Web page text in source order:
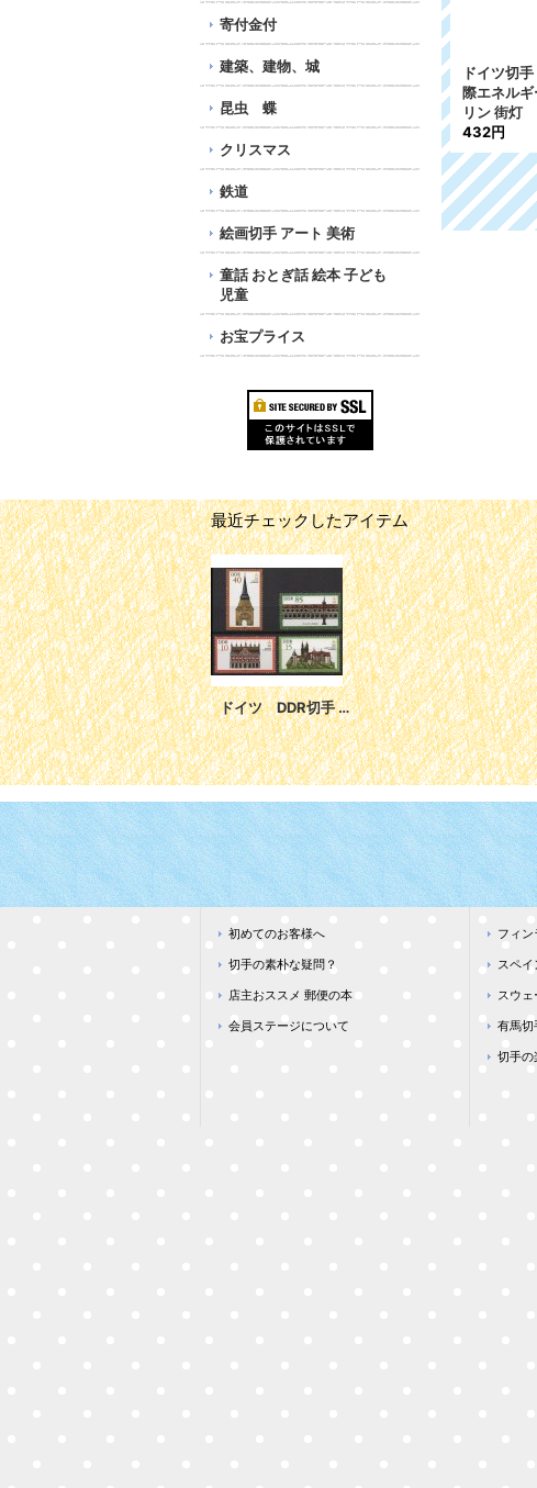
寄付金付
建築、建物、城
昆虫 蝶
クリスマス
鉄道
絵画切手 アート 美術
童話 おとぎ話 絵本 子ども
児童
お宝プライス
ドイツ DDR切手 1985
日本切手 1979年 第9回
国際産科婦人科連合大会
記念 女性と胎児 FDC
封筒
252円
ドイツ切
際エネル
リン 街灯
432円
最近チェックしたアイテム
ドイツ DDR切手 1984年 第7回国際記念物保存協会総会 建物 城 4種
初めてのお客様へ
切手の素朴な疑問？
店主おススメ 郵便の本
会員ステージについて
フィ
スペ
スウ
有馬切
切手の